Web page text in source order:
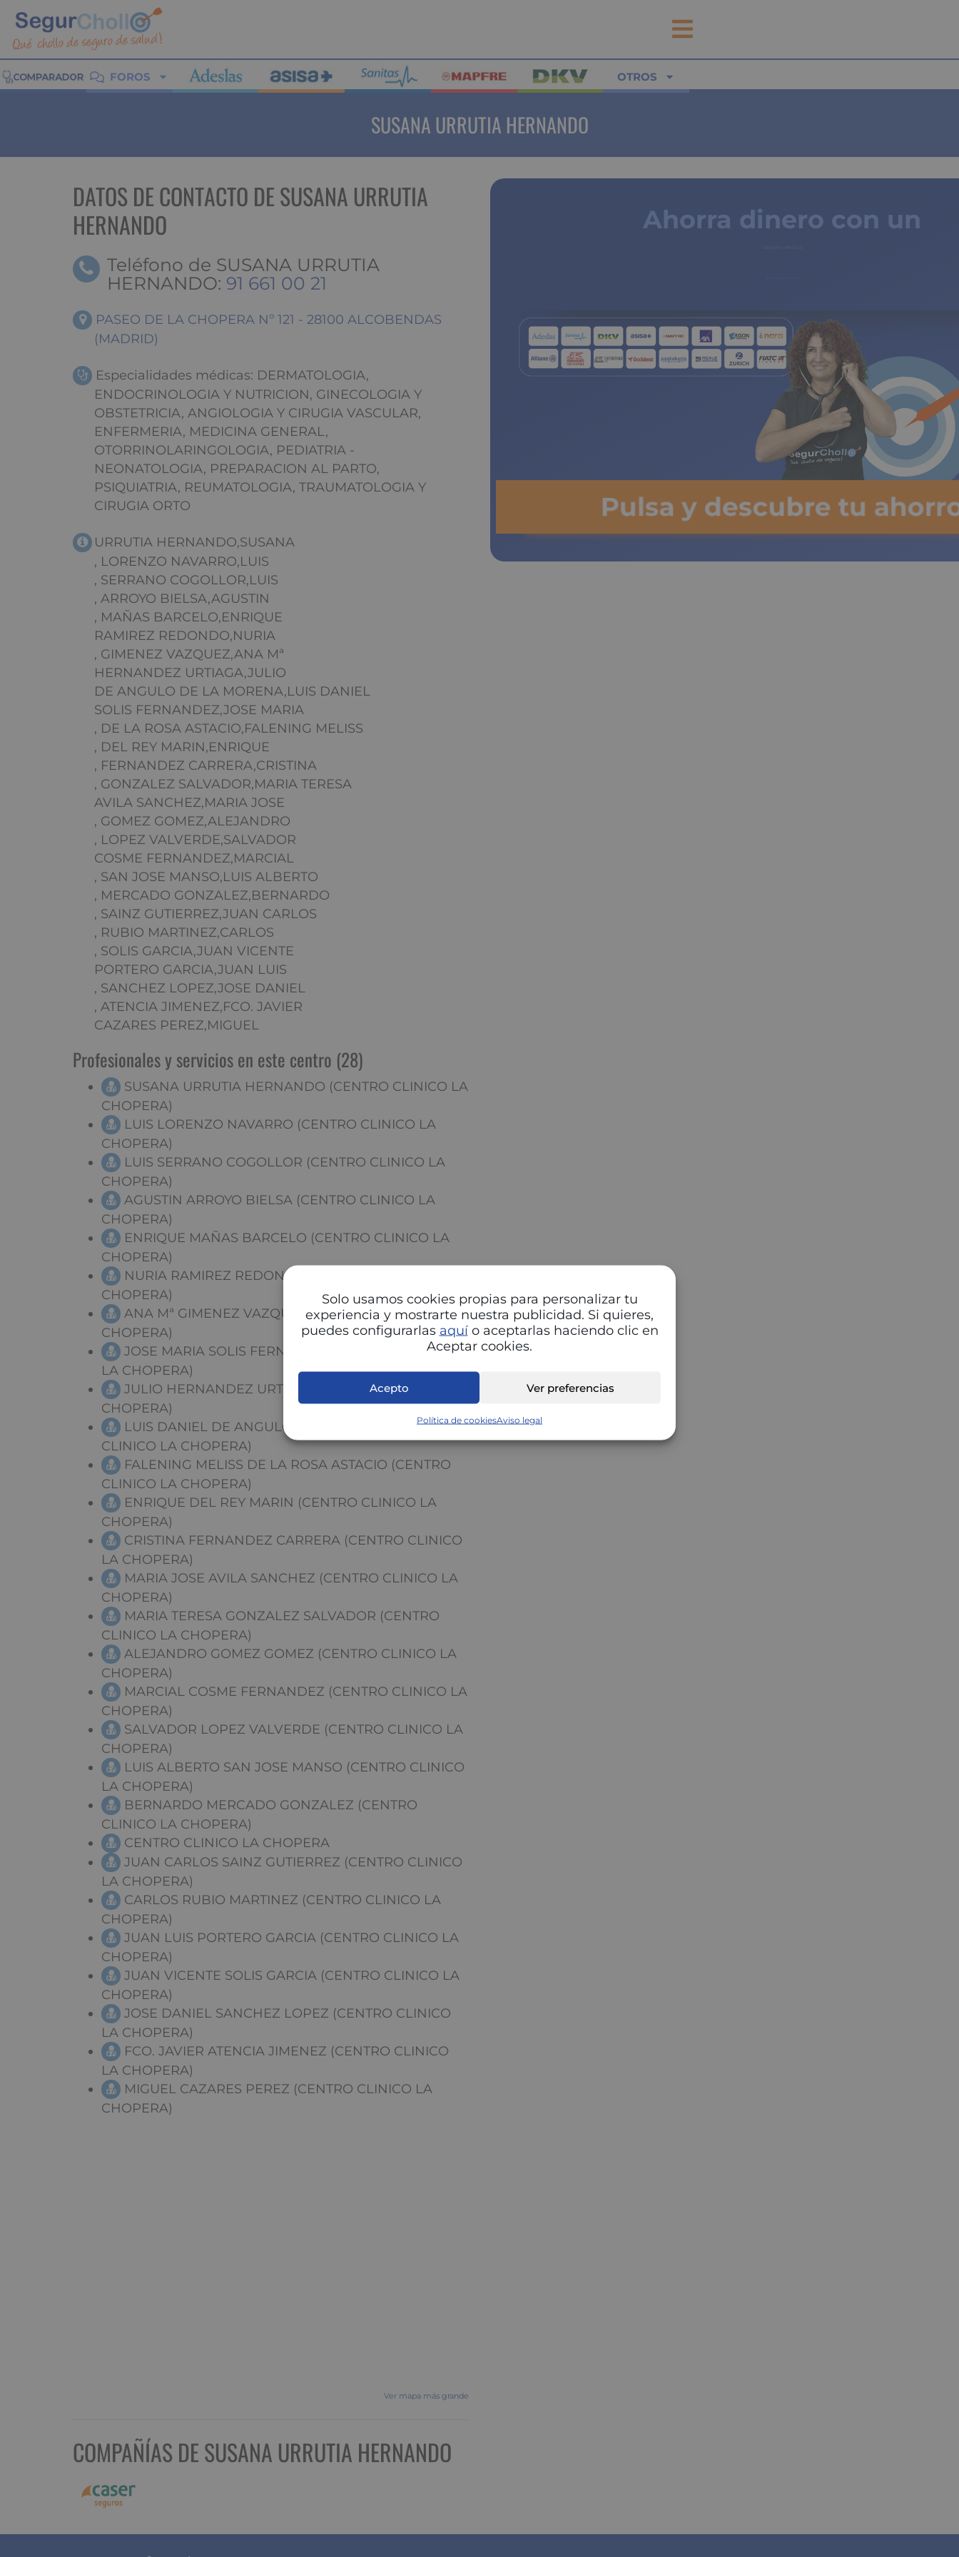
Solo usamos cookies propias para personalizar tu
experiencia y mostrarte nuestra publicidad. Si quieres,
puedes configurarlas aquío aceptarlas haciendo clic en
Aceptar cookies.
Acepto Ver preferencias
Política de cookiesAviso legal
FOROS OTROS
SUSANA URRUTIA HERNANDO
DATOS DE CONTACTO DE SUSANA URRUTIA
HERNANDO
Teléfono de SUSANA URRUTIA
HERNANDO: 91 661 00 21
PASEO DE LA CHOPERA Nº 121 - 28100 ALCOBENDAS
(MADRID)
Especialidades médicas: DERMATOLOGIA,
ENDOCRINOLOGIA Y NUTRICION, GINECOLOGIA Y
OBSTETRICIA, ANGIOLOGIA Y CIRUGIA VASCULAR,
ENFERMERIA, MEDICINA GENERAL,
OTORRINOLARINGOLOGIA, PEDIATRIA -
NEONATOLOGIA, PREPARACION AL PARTO,
PSIQUIATRIA, REUMATOLOGIA, TRAUMATOLOGIA Y
CIRUGIA ORTO
URRUTIA HERNANDO,SUSANA
, LORENZO NAVARRO,LUIS
, SERRANO COGOLLOR,LUIS
, ARROYO BIELSA,AGUSTIN
, MAÑAS BARCELO,ENRIQUE
RAMIREZ REDONDO,NURIA
, GIMENEZ VAZQUEZ,ANA Mª
HERNANDEZ URTIAGA,JULIO
DE ANGULO DE LA MORENA,LUIS DANIEL
SOLIS FERNANDEZ,JOSE MARIA
, DE LA ROSA ASTACIO,FALENING MELISS
, DEL REY MARIN,ENRIQUE
, FERNANDEZ CARRERA,CRISTINA
, GONZALEZ SALVADOR,MARIA TERESA
AVILA SANCHEZ,MARIA JOSE
, GOMEZ GOMEZ,ALEJANDRO
, LOPEZ VALVERDE,SALVADOR
COSME FERNANDEZ,MARCIAL
, SAN JOSE MANSO,LUIS ALBERTO
, MERCADO GONZALEZ,BERNARDO
, SAINZ GUTIERREZ,JUAN CARLOS
, RUBIO MARTINEZ,CARLOS
, SOLIS GARCIA,JUAN VICENTE
PORTERO GARCIA,JUAN LUIS
, SANCHEZ LOPEZ,JOSE DANIEL
, ATENCIA JIMENEZ,FCO. JAVIER
CAZARES PEREZ,MIGUEL
Profesionales y servicios en este centro (28)
SUSANA URRUTIA HERNANDO (CENTRO CLINICO LA
CHOPERA)
LUIS LORENZO NAVARRO (CENTRO CLINICO LA
CHOPERA)
LUIS SERRANO COGOLLOR (CENTRO CLINICO LA
CHOPERA)
AGUSTIN ARROYO BIELSA (CENTRO CLINICO LA
CHOPERA)
ENRIQUE MAÑAS BARCELO (CENTRO CLINICO LA
CHOPERA)
NURIA RAMIREZ REDONDO (CENTRO CLINICO LA
CHOPERA)
ANA Mª GIMENEZ VAZQUEZ (CENTRO CLINICO LA
CHOPERA)
JOSE MARIA SOLIS FERNANDEZ (CENTRO CLINICO
LA CHOPERA)
JULIO HERNANDEZ URTIAGA (CENTRO CLINICO LA
CHOPERA)
LUIS DANIEL DE ANGULO DE LA MORENA (CENTRO
CLINICO LA CHOPERA)
FALENING MELISS DE LA ROSA ASTACIO (CENTRO
CLINICO LA CHOPERA)
ENRIQUE DEL REY MARIN (CENTRO CLINICO LA
CHOPERA)
CRISTINA FERNANDEZ CARRERA (CENTRO CLINICO
LA CHOPERA)
MARIA JOSE AVILA SANCHEZ (CENTRO CLINICO LA
CHOPERA)
MARIA TERESA GONZALEZ SALVADOR (CENTRO
CLINICO LA CHOPERA)
ALEJANDRO GOMEZ GOMEZ (CENTRO CLINICO LA
CHOPERA)
MARCIAL COSME FERNANDEZ (CENTRO CLINICO LA
CHOPERA)
SALVADOR LOPEZ VALVERDE (CENTRO CLINICO LA
CHOPERA)
LUIS ALBERTO SAN JOSE MANSO (CENTRO CLINICO
LA CHOPERA)
BERNARDO MERCADO GONZALEZ (CENTRO
CLINICO LA CHOPERA)
CENTRO CLINICO LA CHOPERA
JUAN CARLOS SAINZ GUTIERREZ (CENTRO CLINICO
LA CHOPERA)
CARLOS RUBIO MARTINEZ (CENTRO CLINICO LA
CHOPERA)
JUAN LUIS PORTERO GARCIA (CENTRO CLINICO LA
CHOPERA)
JUAN VICENTE SOLIS GARCIA (CENTRO CLINICO LA
CHOPERA)
JOSE DANIEL SANCHEZ LOPEZ (CENTRO CLINICO
LA CHOPERA)
FCO. JAVIER ATENCIA JIMENEZ (CENTRO CLINICO
LA CHOPERA)
MIGUEL CAZARES PEREZ (CENTRO CLINICO LA
CHOPERA)
Ver mapa más grande
COMPAÑÍAS DE SUSANA URRUTIA HERNANDO
Ahorra dinero con un
Pulsa y descubre tu ahorro